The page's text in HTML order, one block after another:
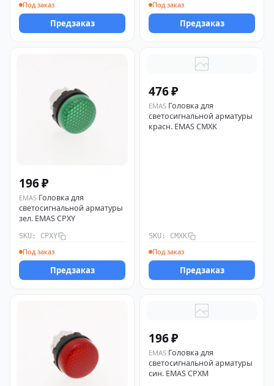
Под заказ
Предзаказ
Под заказ
Предзаказ
196 ₽
EMAS Головка для
светосигнальной арматуры
зел. EMAS CPXY
SKU: CPXY
Под заказ
Предзаказ
476 ₽
EMAS Головка для
светосигнальной арматуры
красн. EMAS CMXK
SKU: CMXK
Под заказ
Предзаказ
196 ₽
EMAS Головка для
светосигнальной арматуры
син. EMAS CPXM